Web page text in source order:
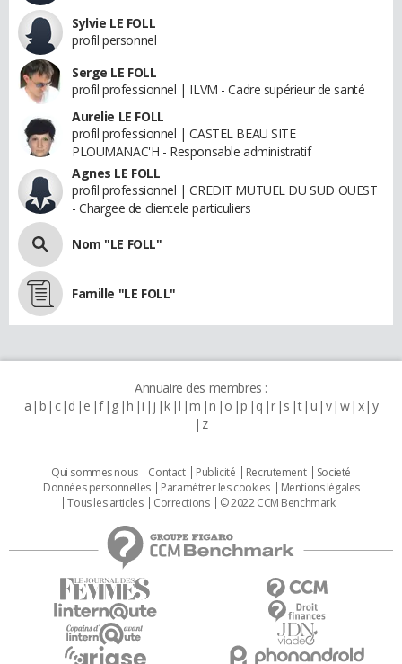
Sylvie LE FOLL
profil personnel
Serge LE FOLL
profil professionnel | ILVM - Cadre supérieur de santé
Aurelie LE FOLL
profil professionnel | CASTEL BEAU SITE
PLOUMANAC'H - Responsable administratif
Agnes LE FOLL
profil professionnel | CREDIT MUTUEL DU SUD OUEST
- Chargee de clientele particuliers
Nom "LE FOLL"
Famille "LE FOLL"
Annuaire des membres :
a b c d e f g h i j k l m n o p q r s t u v w x y
z
Qui sommes nous Contact Publicité Recrutement
Societé
Données personnelles
Paramétrer les cookies
Mentions légales
Tous les articles
Corrections © 2022 CCM Benchmark